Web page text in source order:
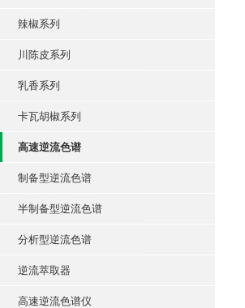
辣椒系列
川陈皮系列
乳香系列
卡瓦胡椒系列
高速逆流色谱
制备型逆流色谱
半制备型逆流色谱
分析型逆流色谱
逆流萃取器
高速逆流色谱仪